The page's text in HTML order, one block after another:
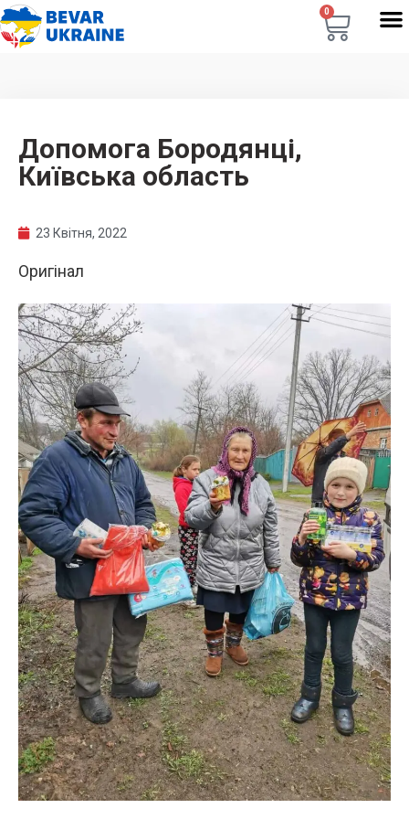
0
Допомога Бородянці,
Київська область
23 Квітня, 2022
Оригінал